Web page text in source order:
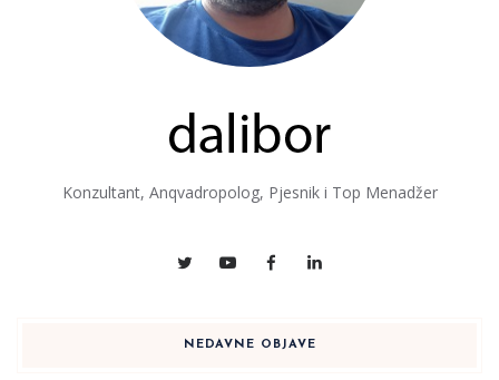
Konzultant, Anqvadropolog, Pjesnik i Top Menadžer
NEDAVNE OBJAVE